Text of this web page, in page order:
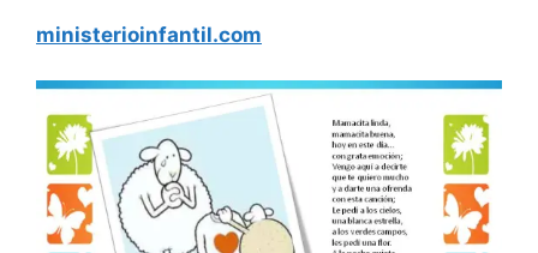
ministerioinfantil.com